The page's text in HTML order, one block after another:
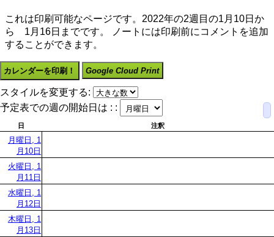
これは印刷可能なページです。2022年の2週目の1月10日か
ら 1月16日までです。 ノートには印刷前にコメントを追加
することができます。
カレンダーを印刷！ Google Cloud Print
スタイルを変更する:
予定表での週の開始日は : :
日 注釈
月曜日, 1
月10日
火曜日, 1
月11日
水曜日, 1
月12日
木曜日, 1
月13日